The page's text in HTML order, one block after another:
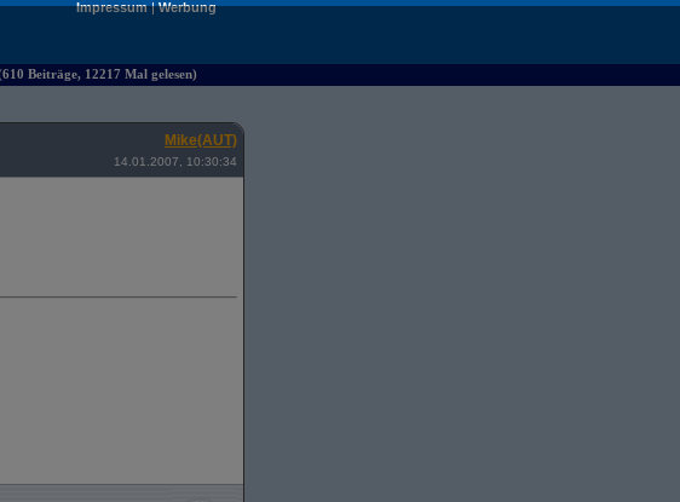
Impressum|Werbung
Beiträge, 12217 Mal gelesen)
Mike(AUT)
14.01.2007, 10:30:34